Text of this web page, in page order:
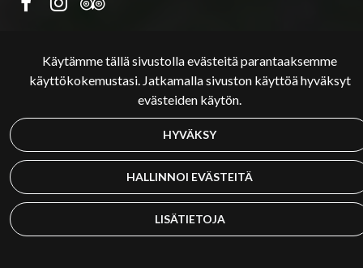
Käytämme tällä sivustolla evästeitä parantaaksemme
käyttökokemustasi. Jatkamalla sivuston käyttöä hyväksyt
evästeiden käytön.
HYVÄKSY
HALLINNOI EVÄSTEITÄ
LISÄTIETOJA